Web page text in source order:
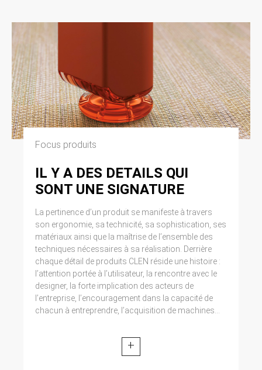
Focus produits
IL Y A DES DETAILS QUI
SONT UNE SIGNATURE
La pertinence d’un produit se manifeste à travers
son ergonomie, sa technicité, sa sophistication, ses
matériaux ainsi que la maîtrise de l’ensemble des
techniques nécessaires à sa réalisation. Derrière
chaque détail de produits CLEN réside une histoire :
l’attention portée à l’utilisateur, la rencontre avec le
designer, la forte implication des acteurs de
l’entreprise, l’encouragement dans la capacité de
chacun à entreprendre, l’acquisition de machines...
+